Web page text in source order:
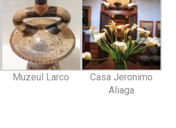
Muzeul Larco
Casa Jeronimo
Aliaga